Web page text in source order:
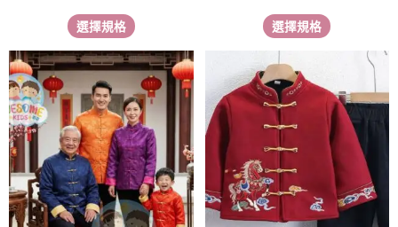
選擇規格
擇
選
項
選擇規格
擇
選
價
格
範
圍：
$138
到
$168
此
產
品
有
多
種
款
式。
產
品
有
多
種
款
式。